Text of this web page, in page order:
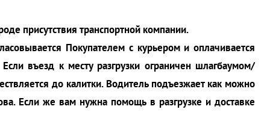
присутствия транспортной компании.
Покупателем с курьером и оплачивается
въезд к месту разгрузки ограничен шлагбаумом/
до калитки. Водитель подъезжает как можно
Если же вам нужна помощь в разгрузке и доставке